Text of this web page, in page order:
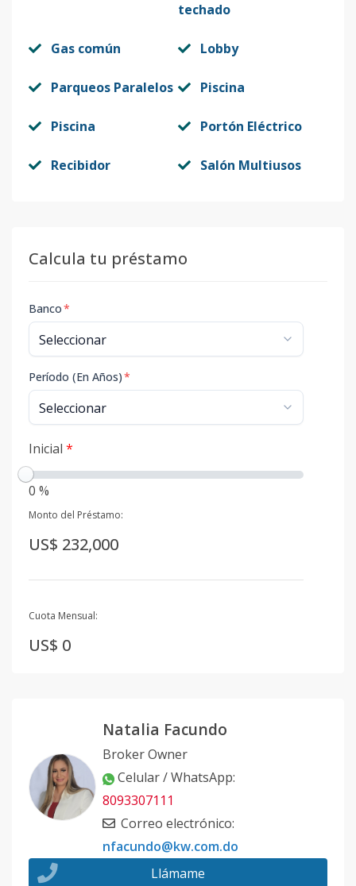
techado
Gas común Lobby
Parqueos Paralelos Piscina
Piscina Portón Eléctrico
Recibidor Salón Multiusos
Calcula tu préstamo
Banco*
Período (En Años)*
Inicial *
0 %
Monto del Préstamo:
US$ 232,000
Cuota Mensual:
US$ 0
Natalia Facundo
Broker Owner
Celular / WhatsApp:
8093307111
Correo electrónico:
nfacundo@kw.com.do
Llámame